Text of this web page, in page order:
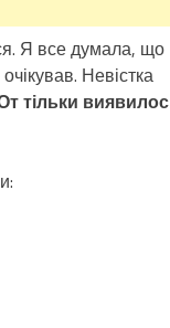
Я все думала, що
Невістка
тільки